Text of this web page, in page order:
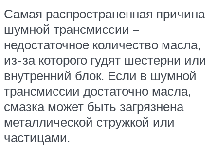
Самая распространенная причина
шумной трансмиссии –
недостаточное количество масла,
из-за которого гудят шестерни или
внутренний блок. Если в шумной
трансмиссии достаточно масла,
смазка может быть загрязнена
металлической стружкой или
частицами.